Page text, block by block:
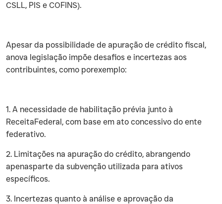
CSLL, PIS e COFINS).
‍Apesar da possibilidade de apuração de crédito fiscal,
anova legislação impõe desafios e incertezas aos
contribuintes, como porexemplo:
‍1. A necessidade de habilitação prévia junto à
ReceitaFederal, com base em ato concessivo do ente
federativo.
‍2. Limitações na apuração do crédito, abrangendo
apenasparte da subvenção utilizada para ativos
específicos.
‍3. Incertezas quanto à análise e aprovação da